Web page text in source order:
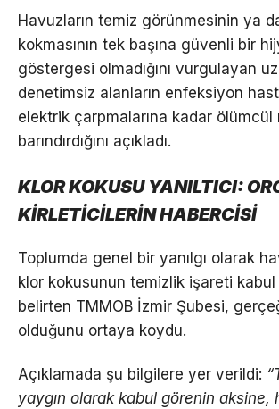
Havuzların temiz görünmesinin ya
kokmasının tek başına güvenli bir
göstergesi olmadığını vurgulayan
denetimsiz alanların enfeksiyon
elektrik çarpmalarına kadar ölümcül
barındırdığını açıkladı.
KLOR KOKUSU YANILTICI:
KİRLETİCİLERİN HABERCİSİ
Toplumda genel bir yanılgı olarak
klor kokusunun temizlik işareti
belirten TMMOB İzmir Şubesi,
olduğunu ortaya koydu.
Açıklamada şu bilgilere yer verildi:
yaygın olarak kabul görenin aksine,